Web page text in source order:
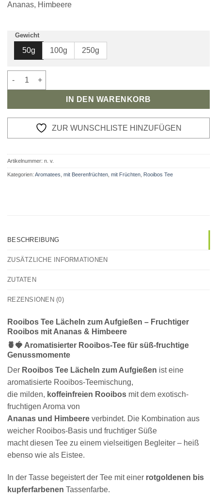
Ananas, Himbeere
Gewicht
50g 100g 250g
Rooibos Tee Lächeln zum Aufgießen Menge
IN DEN WARENKORB
ZUR WUNSCHLISTE HINZUFÜGEN
Artikelnummer: n. v.
Kategorien: Aromatees mit Beerenfrüchten mit Früchten Rooibos Tee
BESCHREIBUNG
ZUSÄTZLICHE INFORMATIONEN
ZUTATEN
REZENSIONEN (0)
Rooibos Tee Lächeln zum Aufgießen – Fruchtiger
Rooibos mit Ananas & Himbeere
🍍🍓 Aromatisierter Rooibos-Tee für süß-fruchtige
Genussmomente
Der Rooibos Tee Lächeln zum Aufgießen ist eine
aromatisierte Rooibos-Teemischung,
die milden, koffeinfreien Rooibos mit dem exotisch-
fruchtigen Aroma von
Ananas und Himbeere verbindet. Die Kombination aus
weicher Rooibos-Basis und fruchtiger Süße
macht diesen Tee zu einem vielseitigen Begleiter – heiß
ebenso wie als Eistee.
In der Tasse begeistert der Tee mit einer rotgoldenen bis
kupferfarbenen Tassenfarbe.